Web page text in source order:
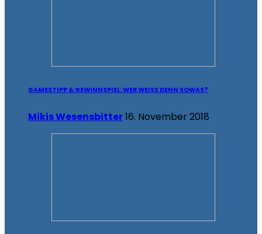
GAMESTIPP & GEWINNSPIEL: WER WEISS DENN SOWAS?
Mikis Wesensbitter16. November 2018